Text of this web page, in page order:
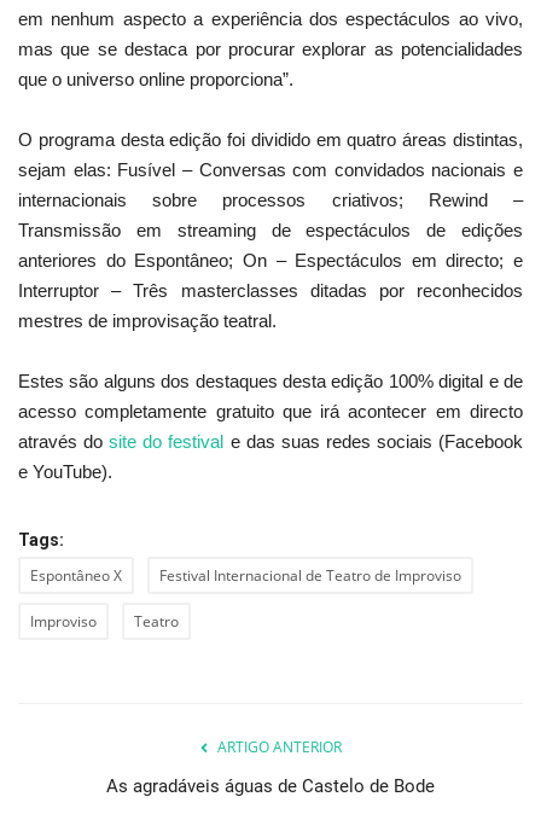
em nenhum aspecto a experiência dos espectáculos ao vivo,
mas que se destaca por procurar explorar as potencialidades
que o universo online proporciona”.
O programa desta edição foi dividido em quatro áreas distintas,
sejam elas: Fusível – Conversas com convidados nacionais e
internacionais sobre processos criativos; Rewind –
Transmissão em streaming de espectáculos de edições
anteriores do Espontâneo; On – Espectáculos em directo; e
Interruptor – Três masterclasses ditadas por reconhecidos
mestres de improvisação teatral.
Estes são alguns dos destaques desta edição 100% digital e de
acesso completamente gratuito que irá acontecer em directo
através dosite do festival e das suas redes sociais (Facebook
e YouTube).
Tags:
Espontâneo X Festival Internacional de Teatro de Improviso
Improviso Teatro
ARTIGO ANTERIOR
As agradáveis águas de Castelo de Bode